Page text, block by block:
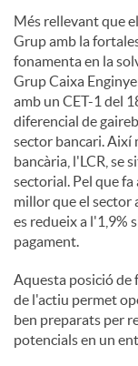
Més rellevant que
Grup amb la
fonamenta en la
Grup Caixa
amb un CET-1 del
diferencial de
sector bancari.
bancària, l'LCR, se
sectorial. Pel que
millor que el sector
es redueix a l'1,9%
pagament.
Aquesta posició
de l'actiu permet
ben preparats per
potencials en un